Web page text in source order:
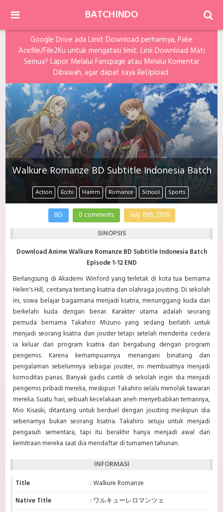
BATCHINDO
Google Drive ada Limit Download perharinya, Pake
Acefile/File2Ku untuk mengatasi limit. Link Download Mati
Semua? Lapor Melalui Fanspage atau Melalui Komentar
Dibawah, agar dapat saya ReUpload.
Walkure Romanze BD Subtitle Indonesia Batch
Action Ecchi Harem Romance School Sports
BD 0 comments July 15th, 2019
SINOPSIS
Download Anime Walkure Romanze BD Subtitle Indonesia Batch
Episode 1-12 END
Berlangsung di Akademi Winford yang terletak di kota tua bernama
Helen's Hill, ceritanya tentang ksatria dan olahraga jousting. Di sekolah
ini, siswa belajar bagaimana menjadi ksatria, menunggang kuda dan
berkelahi kuda dengan benar. Karakter utama adalah seorang
pemuda bernama Takahiro Mizuno yang sedang berlatih untuk
menjadi seorang ksatria dan jouster tetapi setelah menderita cedera
ia keluar dari program ksatria dan bergabung dengan program
pengemis. Karena kemampuannya menangani binatang dan
pengalaman sebelumnya sebagai jouster, ini membuatnya menjadi
komoditas panas. Banyak gadis cantik di sekolah ingin dia menjadi
pengemis pribadi mereka, meskipun Takahiro selalu menolak tawaran
mereka. Suatu hari, sebuah kecelakaan aneh menyebabkan temannya,
Mio Kisaski, ditantang untuk berduel dengan jousting meskipun dia
sebenarnya bukan seorang ksatria. Takahiro setuju untuk menjadi
pengasuh sementara, tapi itu berakhir hanya menjadi awal dari
kemitraan mereka saat dia mendaftar di turnamen tahunan.
INFORMASI
Title
: Walkure Romanze
Native Title
: ワルキューレロマンツェ